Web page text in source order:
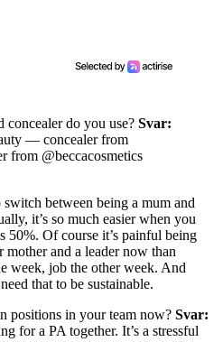
do you use? Svar:
— concealer from
from @beccacosmetics
between being a mum and
it’s so much easier when you
50%. Of course it’s painful being
and a leader now than
week, job the other week. And
that to be sustainable.
positions in your team now? Svar:
for a PA together. It’s a stressful